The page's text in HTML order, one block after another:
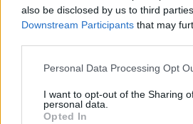
also be disclosed by us to third
Downstream Participants that may
Personal Data Processing Opt
I want to opt-out of the Sharing
personal data.
Opted In
καβγάς και
από τους
Οι
Ποιοι
τις τιμές